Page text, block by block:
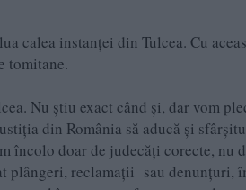
calea instanței din Tulcea. Cu
tomitane.
Nu știu exact când și, dar vom
din România să aducă și
încolo doar de judecăți corecte, nu
plângeri, reclamații sau denunțuri,